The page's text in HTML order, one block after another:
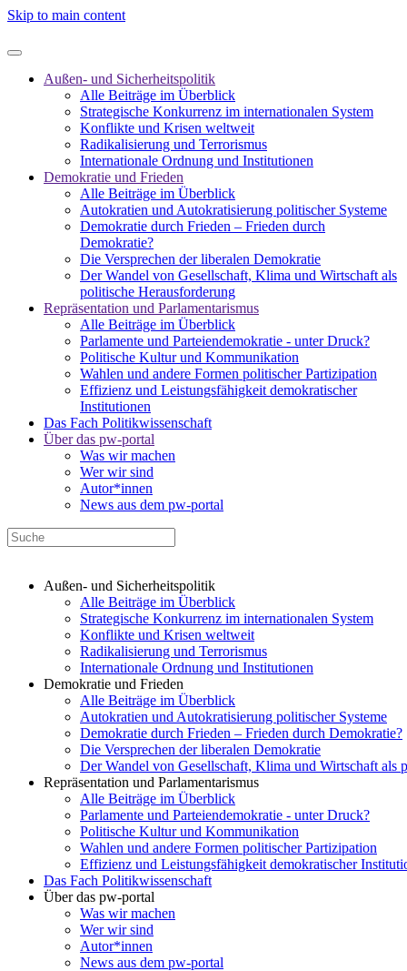
Skip to main content
Außen- und Sicherheitspolitik
Alle Beiträge im Überblick
Strategische Konkurrenz im internationalen System
Konflikte und Krisen weltweit
Radikalisierung und Terrorismus
Internationale Ordnung und Institutionen
Demokratie und Frieden
Alle Beiträge im Überblick
Autokratien und Autokratisierung politischer Systeme
Demokratie durch Frieden – Frieden durch
Demokratie?
Die Versprechen der liberalen Demokratie
Der Wandel von Gesellschaft, Klima und Wirtschaft als
politische Herausforderung
Repräsentation und Parlamentarismus
Alle Beiträge im Überblick
Parlamente und Parteiendemokratie - unter Druck?
Politische Kultur und Kommunikation
Wahlen und andere Formen politischer Partizipation
Effizienz und Leistungsfähigkeit demokratischer
Institutionen
Das Fach Politikwissenschaft
Über das pw-portal
Was wir machen
Wer wir sind
Autor*innen
News aus dem pw-portal
Außen- und Sicherheitspolitik
Alle Beiträge im Überblick
Strategische Konkurrenz im internationalen System
Konflikte und Krisen weltweit
Radikalisierung und Terrorismus
Internationale Ordnung und Institutionen
Demokratie und Frieden
Alle Beiträge im Überblick
Autokratien und Autokratisierung politischer Systeme
Demokratie durch Frieden – Frieden durch Demokratie?
Die Versprechen der liberalen Demokratie
Der Wandel von Gesellschaft, Klima und Wirtschaft als
Repräsentation und Parlamentarismus
Alle Beiträge im Überblick
Parlamente und Parteiendemokratie - unter Druck?
Politische Kultur und Kommunikation
Wahlen und andere Formen politischer Partizipation
Effizienz und Leistungsfähigkeit demokratischer
Das Fach Politikwissenschaft
Über das pw-portal
Was wir machen
Wer wir sind
Autor*innen
News aus dem pw-portal